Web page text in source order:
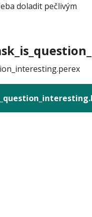
doladit pečlivým